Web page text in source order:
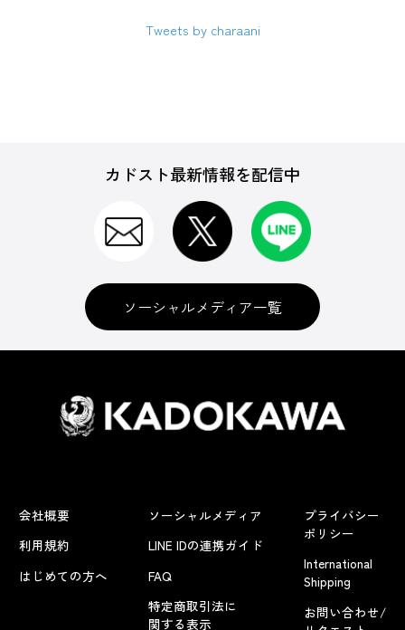
Tweets by charaani
カドスト最新情報を配信中
ソーシャルメディア一覧
会社概要
利用規約
はじめての方へ
ソーシャルメディア
LINE IDの連携ガイド
FAQ
特定商取引法に
関する表示
プライバシー
ポリシー
International
Shipping
お問い合わせ/